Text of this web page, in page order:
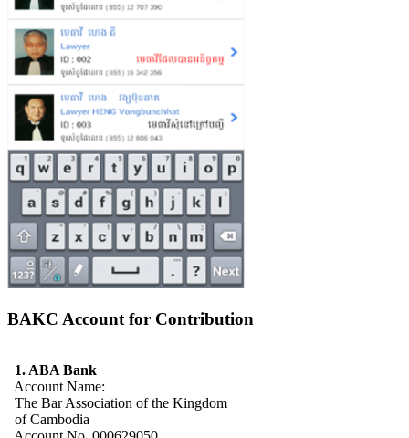
BAKC Account for Contribution
1. ABA Bank
Account Name:
The Bar Association of the Kingdom
of Cambodia